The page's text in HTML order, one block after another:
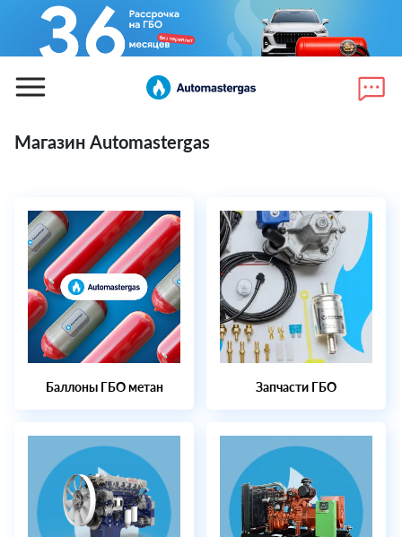
Магазин Automastergas
Баллоны ГБО метан Запчасти ГБО